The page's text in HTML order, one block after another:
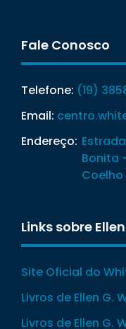
Fale Conosco
Telefone: (19)
Email:
Endereço:
Bonita
Coelho
Links sobre
Site Oficial do
Livros de Ellen G.
Livros de Ellen G.